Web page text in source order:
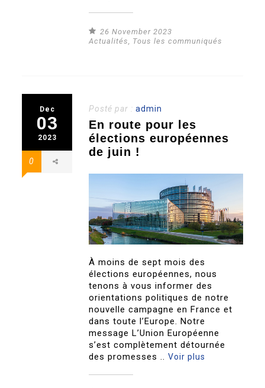
26 November 2023
Actualités
Tous les communiqués
Dec
03
2023
0
Posté par :admin
En route pour les
élections européennes
de juin !
À moins de sept mois des
élections européennes, nous
tenons à vous informer des
orientations politiques de notre
nouvelle campagne en France et
dans toute l’Europe. Notre
message L’Union Européenne
s’est complètement détournée
des promesses ..Voir plus